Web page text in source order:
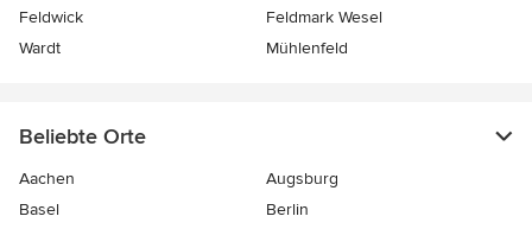
Feldwick
Feldmark Wesel
Wardt
Mühlenfeld
Beliebte Orte
Aachen
Augsburg
Basel
Berlin